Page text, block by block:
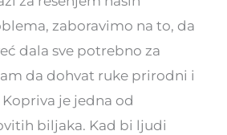
zaboravimo na to, da
dala sve potrebno za
da dohvat ruke prirodni i
je jedna od
biljaka. Kad bi ljudi